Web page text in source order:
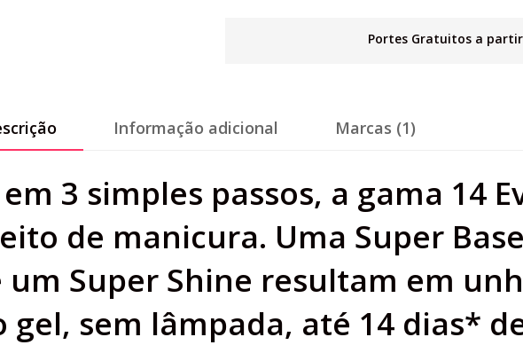
Portes Gratuitos a
Informação adicional Marcas (1)
3 simples passos, a gama 14
de manicura. Uma Super
um Super Shine resultam em
sem lâmpada, até 14 dias*